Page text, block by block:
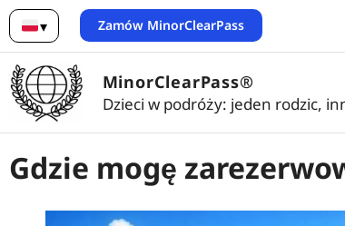
▾
Polski
Zamów MinorClearPass
MinorClearPass®
Dzieci w podróży: jeden rodzic,
Gdzie mogę